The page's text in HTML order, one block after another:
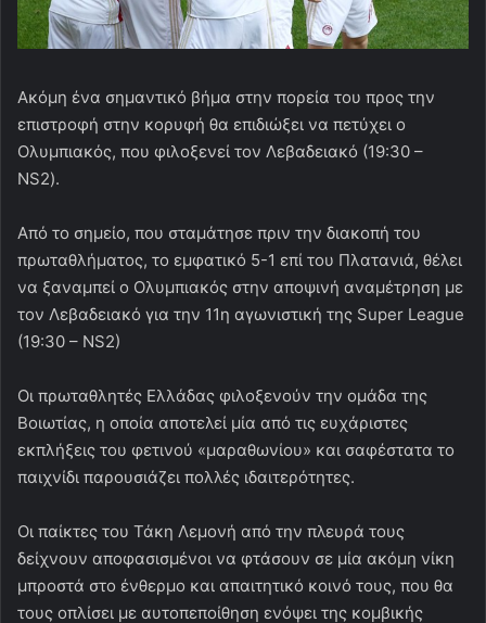
Ακόμη ένα σημαντικό βήμα στην πορεία του προς την
επιστροφή στην κορυφή θα επιδιώξει να πετύχει ο
Ολυμπιακός, που φιλοξενεί τον Λεβαδειακό (19:30 –
NS2).
Από το σημείο, που σταμάτησε πριν την διακοπή του
πρωταθλήματος, το εμφατικό 5-1 επί του Πλατανιά, θέλει
να ξαναμπεί ο Ολυμπιακός στην αποψινή αναμέτρηση με
τον Λεβαδειακό για την 11η αγωνιστική της Super League
(19:30 – ΝS2)
Οι πρωταθλητές Ελλάδας φιλοξενούν την ομάδα της
Βοιωτίας, η οποία αποτελεί μία από τις ευχάριστες
εκπλήξεις του φετινού «μαραθωνίου» και σαφέστατα το
παιχνίδι παρουσιάζει πολλές ιδαιτερότητες.
Οι παίκτες του Τάκη Λεμονή από την πλευρά τους
δείχνουν αποφασισμένοι να φτάσουν σε μία ακόμη νίκη
μπροστά στο ένθερμο και απαιτητικό κοινό τους, που θα
τους οπλίσει με αυτοπεποίθηση ενόψει της κομβικής